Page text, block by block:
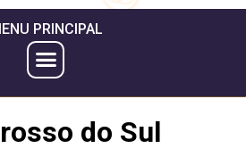
PRINCIPAL
do Sul